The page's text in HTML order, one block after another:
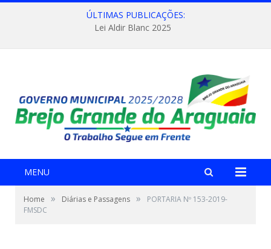
ÚLTIMAS PUBLICAÇÕES:
Lei Aldir Blanc 2025
MENU
Home » Diárias e Passagens »
PORTARIA Nº 153-2019-
FMSDC